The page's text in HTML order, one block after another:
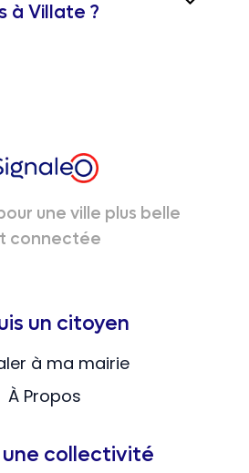
à Villate ?
une ville plus belle
connectée
un citoyen
à ma mairie
À Propos
une collectivité